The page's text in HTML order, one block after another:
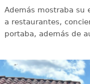
Además mostraba su
a restaurantes,
portaba, además de